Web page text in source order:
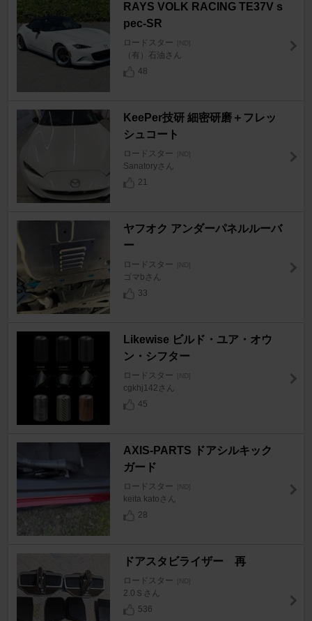
RAYS VOLK RACING TE37V s
pec-SR
ロードスター [ND]
（有）石油さん
48
KeePer技研 細密研磨＋フレッ
シュコート
ロードスター [ND]
Sanatoryさん
21
ヤフオク アンダーパネルルーバ
ー
ロードスター [ND]
ゴマbさん
33
Likewise ビルド・ユア・オウ
ン・シフター
ロードスター [ND]
cgkhj142さん
45
AXIS-PARTS ドアシルキック
ガード
ロードスター [ND]
keita katoさん
28
ドアスタビライザー 再
ロードスター [ND]
2.0Ｓさん
536